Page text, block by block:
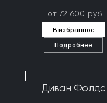
от 72 600 руб.
В избранное
Подробнее
Диван Фолдс